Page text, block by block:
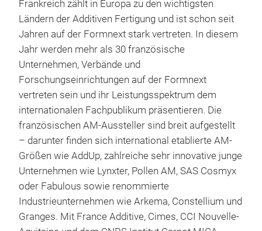
Frankreich zählt in Europa zu den wichtigsten
Ländern der Additiven Fertigung und ist schon seit
Jahren auf der Formnext stark vertreten. In diesem
Jahr werden mehr als 30 französische
Unternehmen, Verbände und
Forschungseinrichtungen auf der Formnext
vertreten sein und ihr Leistungsspektrum dem
internationalen Fachpublikum präsentieren. Die
französischen AM-Aussteller sind breit aufgestellt
– darunter finden sich international etablierte AM-
Größen wie AddUp, zahlreiche sehr innovative junge
Unternehmen wie Lynxter, Pollen AM, SAS Cosmyx
oder Fabulous sowie renommierte
Industrieunternehmen wie Arkema, Constellium und
Granges. Mit France Additive, Cimes, CCI Nouvelle-